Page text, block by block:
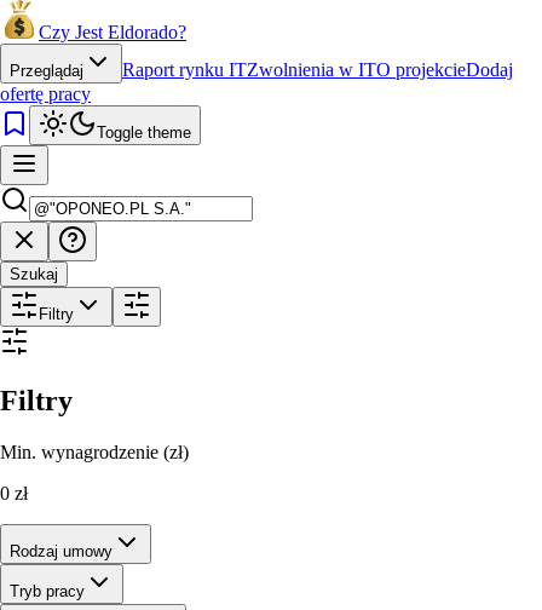
Czy Jest Eldorado?
Przeglądaj Raport rynku ITZwolnienia w ITO projekcieDodaj
ofertę pracy
Toggle theme
Szukaj
Filtry
Filtry
Min. wynagrodzenie (zł)
0 zł
Rodzaj umowy
Tryb pracy